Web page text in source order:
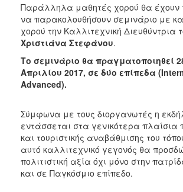
Παράλληλα μαθητές χορού θα έχουν
να παρακολουθήσουν σεμινάριο με
χορού την Καλλιτεχνική Διευθύντρια
Χριστιάνα Στεφάνου.
Το σεμινάριο θα πραγματοποιηθεί
Απριλίου 2017, σε δύο επίπεδα (
Advanced).
Σύμφωνα με τους διοργανωτές η
εντάσσεται στα γενικότερα πλαίσια
και τουριστικής αναβάθμισης του
αυτό καλλιτεχνικό γεγονός θα
πολιτιστική αξία όχι μόνο στην
και σε Παγκόσμιο επίπεδο.